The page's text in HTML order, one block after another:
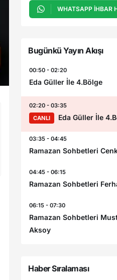
WHATSAPP İHBAR
Bugünkü Yayın Akışı
00:50 - 02:20
Eda Güller İle 4.Bölge
02:20 - 03:35
CANLI
Eda Güller İle
03:35 - 04:45
Ramazan Sohbetleri
04:45 - 06:15
Ramazan Sohbetleri
06:15 - 07:30
Ramazan Sohbetleri
Aksoy
Haber Sıralaması